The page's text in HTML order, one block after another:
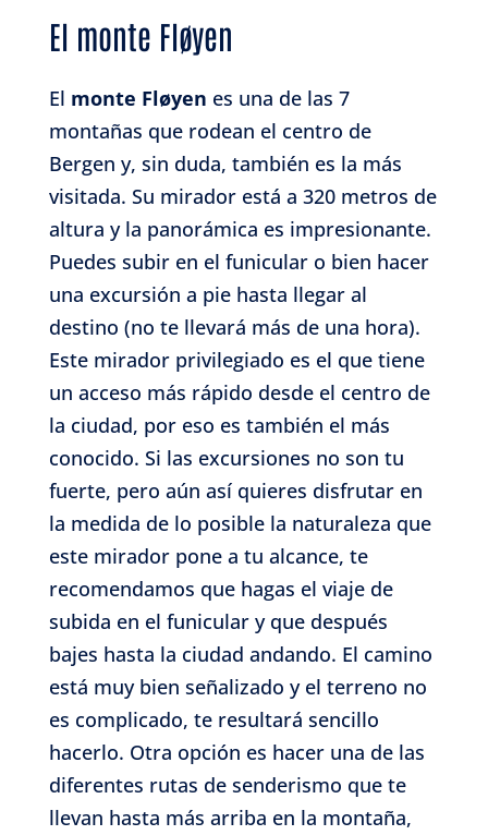
El monte Fløyen
El monte Fløyen es una de las 7
montañas que rodean el centro de
Bergen y, sin duda, también es la más
visitada. Su mirador está a 320 metros de
altura y la panorámica es impresionante.
Puedes subir en el funicular o bien hacer
una excursión a pie hasta llegar al
destino (no te llevará más de una hora).
Este mirador privilegiado es el que tiene
un acceso más rápido desde el centro de
la ciudad, por eso es también el más
conocido. Si las excursiones no son tu
fuerte, pero aún así quieres disfrutar en
la medida de lo posible la naturaleza que
este mirador pone a tu alcance, te
recomendamos que hagas el viaje de
subida en el funicular y que después
bajes hasta la ciudad andando. El camino
está muy bien señalizado y el terreno no
es complicado, te resultará sencillo
hacerlo. Otra opción es hacer una de las
diferentes rutas de senderismo que te
llevan hasta más arriba en la montaña,